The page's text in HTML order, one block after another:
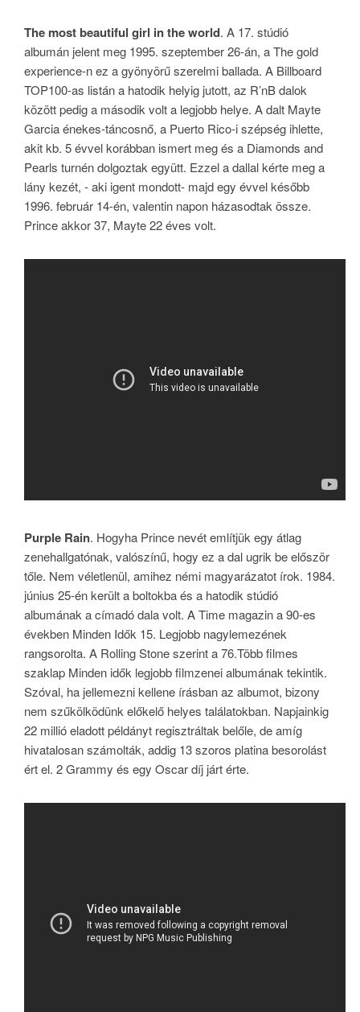
The most beautiful girl in the world. A 17. stúdió
albumán jelent meg 1995. szeptember 26-án, a The gold
experience-n ez a gyönyörű szerelmi ballada. A Billboard
TOP100-as listán a hatodik helyig jutott, az R’nB dalok
között pedig a második volt a legjobb helye. A dalt Mayte
Garcia énekes-táncosnő, a Puerto Rico-i szépség ihlette,
akit kb. 5 évvel korábban ismert meg és a Diamonds and
Pearls turnén dolgoztak együtt. Ezzel a dallal kérte meg a
lány kezét, - aki igent mondott- majd egy évvel később
1996. február 14-én, valentin napon házasodtak össze.
Prince akkor 37, Mayte 22 éves volt.
Purple Rain. Hogyha Prince nevét említjük egy átlag
zenehallgatónak, valószínű, hogy ez a dal ugrik be először
tőle. Nem véletlenül, amihez némi magyarázatot írok. 1984.
június 25-én került a boltokba és a hatodik stúdió
albumának a címadó dala volt. A Time magazin a 90-es
években Minden Idők 15. Legjobb nagylemezének
rangsorolta. A Rolling Stone szerint a 76.Több filmes
szaklap Minden idők legjobb filmzenei albumának tekintik.
Szóval, ha jellemezni kellene írásban az albumot, bizony
nem szűkölködünk előkelő helyes találatokban. Napjainkig
22 millió eladott példányt regisztráltak belőle, de amíg
hivatalosan számolták, addig 13 szoros platina besorolást
ért el. 2 Grammy és egy Oscar díj járt érte.